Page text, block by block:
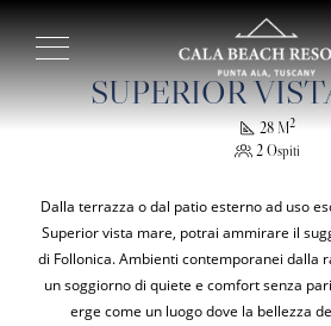
SUPERIOR
28 M2
2 Ospiti
Dalla terrazza o dal patio esterno ad uso
Superior vista mare, potrai ammirare il
di Follonica. Ambienti contemporanei dalla
un soggiorno di quiete e comfort senza
erge come un luogo dove la bellezza